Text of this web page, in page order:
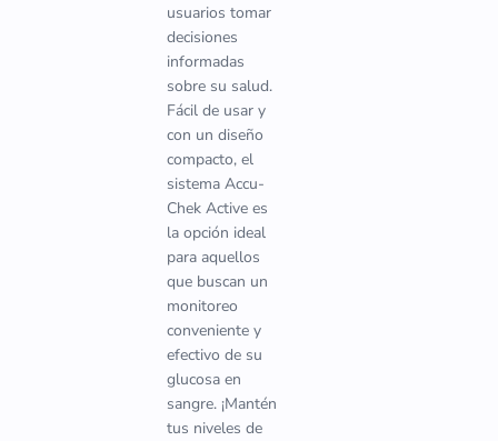
usuarios tomar
decisiones
informadas
sobre su salud.
Fácil de usar y
con un diseño
compacto, el
sistema Accu-
Chek Active es
la opción ideal
para aquellos
que buscan un
monitoreo
conveniente y
efectivo de su
glucosa en
sangre. ¡Mantén
tus niveles de